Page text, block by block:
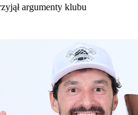
argumenty klubu